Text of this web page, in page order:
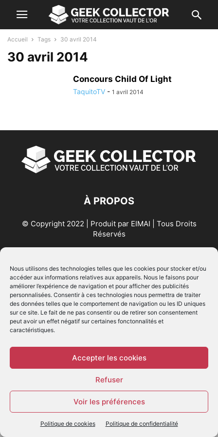
Nous utilisons des technologies telles que les cookies pour stocker et/ou
accéder aux informations relatives aux appareils. Nous le faisons pour
améliorer l’expérience de navigation et pour afficher des publicités
personnalisées. Consentir à ces technologies nous permettra de traiter
des données telles que le comportement de navigation ou les ID uniques
sur ce site. Le fait de ne pas consentir ou de retirer son consentement
peut avoir un effet négatif sur certaines fonctonnalités et
caractéristiques.
Accepter les cookies
Refuser
Voir les préférences
Politique de cookies Politique de confidentialité
Accueil Tags 30 avril 2014
30 avril 2014
Concours Child Of Light
TaquitoTV - 1 avril 2014
À PROPOS
© Copyright 2022 | Produit par EIMAI | Tous Droits
Réservés
SUIVEZ NOUS